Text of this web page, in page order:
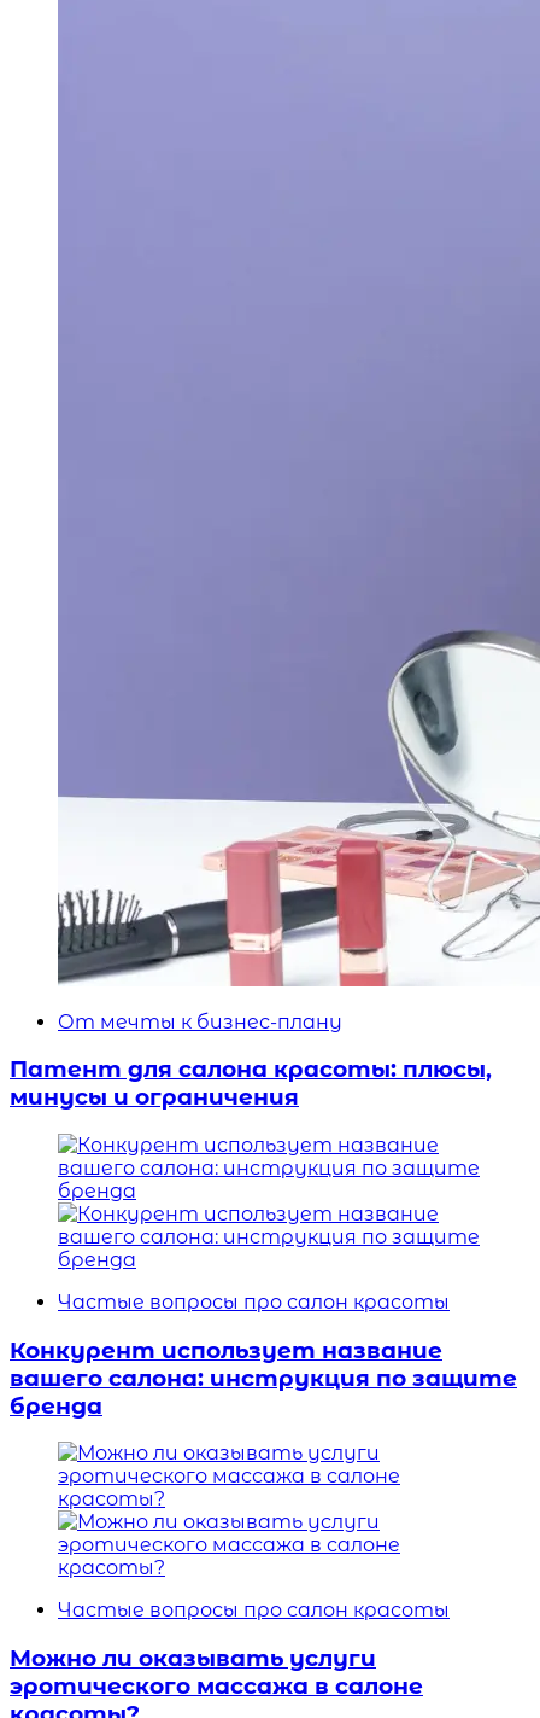
От мечты к бизнес-плану
Патент для салона красоты: плюсы,
минусы и ограничения
Частые вопросы про салон красоты
Конкурент использует название
вашего салона: инструкция по защите
бренда
Частые вопросы про салон красоты
Можно ли оказывать услуги
эротического массажа в салоне